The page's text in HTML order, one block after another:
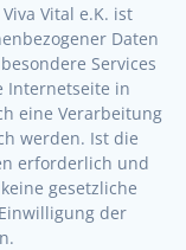
Vital e.K. ist
Daten
Services
Internetseite in
eine Verarbeitung
werden. Ist die
erforderlich und
gesetzliche
der